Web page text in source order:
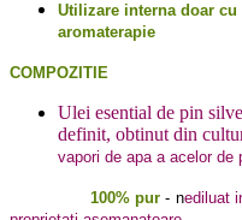
Utilizare interna doar
aromaterapie
COMPOZITIE
Ulei esential de pin
definit, obtinut din
vapori de apa a acelor de
100% pur - nediluat